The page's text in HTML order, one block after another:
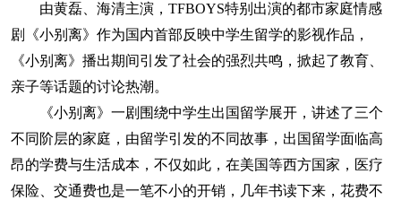
由黄磊、海清主演，TFBOYS特别出演的都市家庭情感
剧《小别离》作为国内首部反映中学生留学的影视作品，
《小别离》播出期间引发了社会的强烈共鸣，掀起了教育、
亲子等话题的讨论热潮。
《小别离》一剧围绕中学生出国留学展开，讲述了三个
不同阶层的家庭，由留学引发的不同故事，出国留学面临高
昂的学费与生活成本，不仅如此，在美国等西方国家，医疗
保险、交通费也是一笔不小的开销，几年书读下来，花费不